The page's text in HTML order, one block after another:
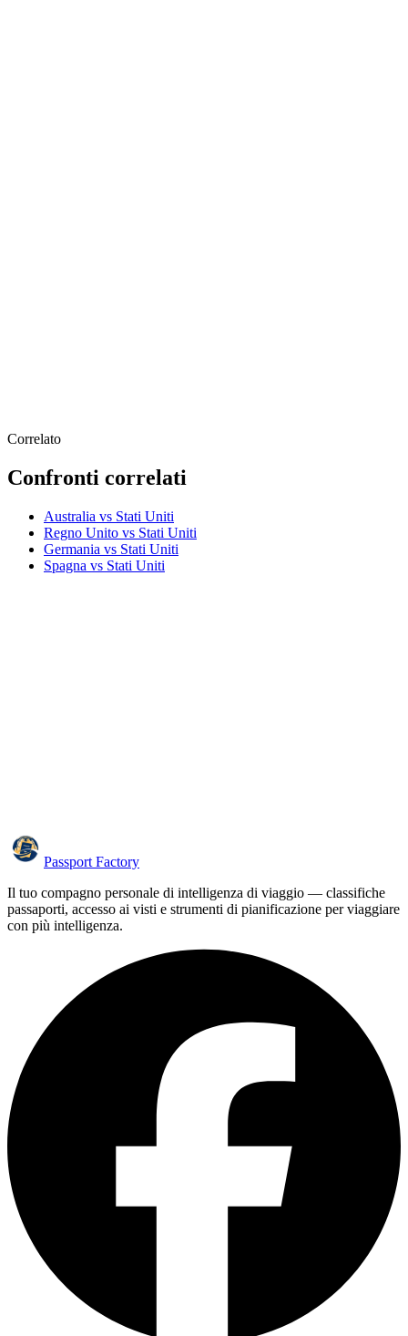
Correlato
Confronti correlati
Australia vs Stati Uniti
Regno Unito vs Stati Uniti
Germania vs Stati Uniti
Spagna vs Stati Uniti
Passport Factory
Il tuo compagno personale di intelligenza di viaggio — classifiche
passaporti, accesso ai visti e strumenti di pianificazione per viaggiare
con più intelligenza.